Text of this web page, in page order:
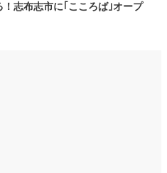
！志布志市に｢こころば｣オープ